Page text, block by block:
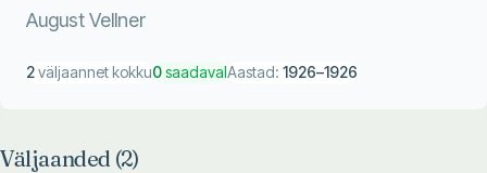
August Vellner
2väljaannet kokku0saadavalAastad: 1926–1926
Väljaanded (2)